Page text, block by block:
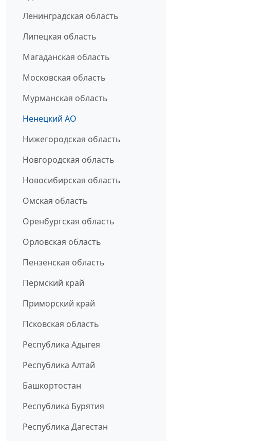
Ленинградская область
Липецкая область
Магаданская область
Московская область
Мурманская область
Ненецкий АО
Нижегородская область
Новгородская область
Новосибирская область
Омская область
Оренбургская область
Орловская область
Пензенская область
Пермский край
Приморский край
Псковская область
Республика Адыгея
Республика Алтай
Башкортостан
Республика Бурятия
Республика Дагестан